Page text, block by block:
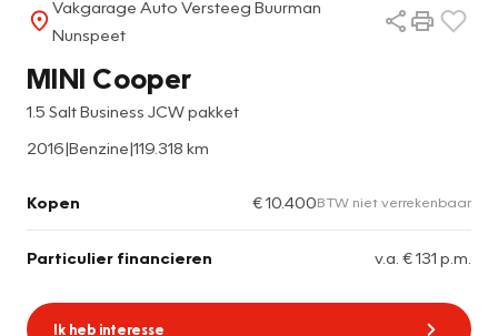
Vakgarage Auto Versteeg Buurman
Nunspeet
MINI Cooper
1.5 Salt Business JCW pakket
2016|Benzine|119.318 km
Kopen € 10.400BTW niet verrekenbaar
Particulier financieren v.a. € 131 p.m.
Ik heb interesse